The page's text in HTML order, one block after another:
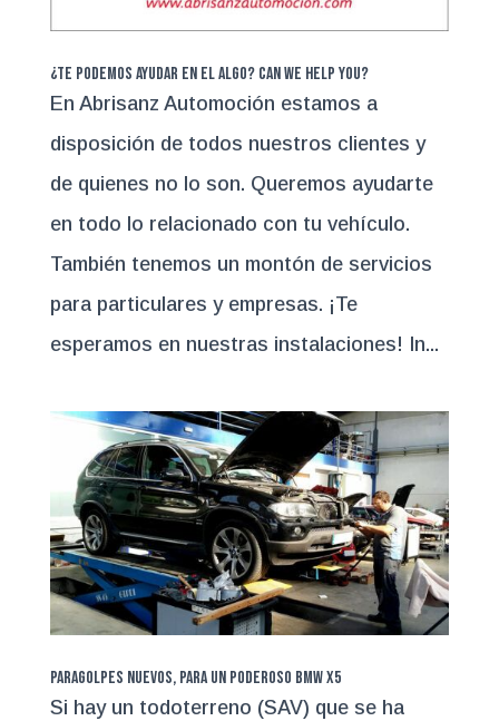
¿Te podemos ayudar en el algo? Can we help you?
En Abrisanz Automoción estamos a
disposición de todos nuestros clientes y
de quienes no lo son. Queremos ayudarte
en todo lo relacionado con tu vehículo.
También tenemos un montón de servicios
para particulares y empresas. ¡Te
esperamos en nuestras instalaciones! In...
Paragolpes nuevos, para un poderoso BMW X5
Si hay un todoterreno (SAV) que se ha